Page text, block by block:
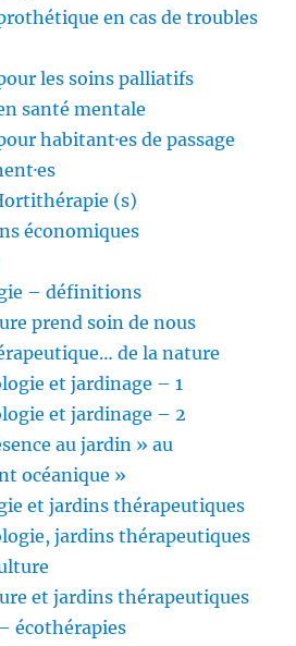
en cas de troubles
les soins palliatifs
santé mentale
habitant·es de passage
(s)
économiques
– définitions
prend soin de nous
de la nature
et jardinage – 1
et jardinage – 2
au jardin » au
océanique »
et jardins thérapeutiques
jardins thérapeutiques
et jardins thérapeutiques
écothérapies